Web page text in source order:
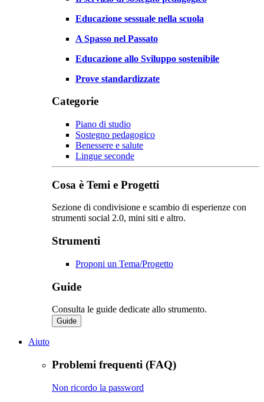
Educazione sessuale nella scuola
A Spasso nel Passato
Educazione allo Sviluppo sostenibile
Prove standardizzate
Categorie
Piano di studio
Sostegno pedagogico
Benessere e salute
Lingue seconde
Cosa è Temi e Progetti
Sezione di condivisione e scambio di esperienze con
strumenti social 2.0, mini siti e altro.
Strumenti
Proponi un Tema/Progetto
Guide
Consulta le guide dedicate allo strumento.
Guide
Aiuto
Problemi frequenti (FAQ)
Non ricordo la password